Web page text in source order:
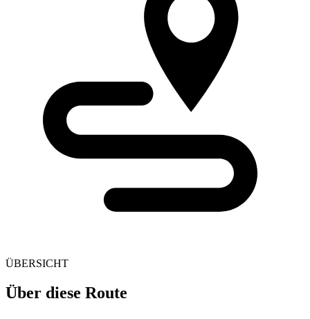
ÜBERSICHT
Über diese Route